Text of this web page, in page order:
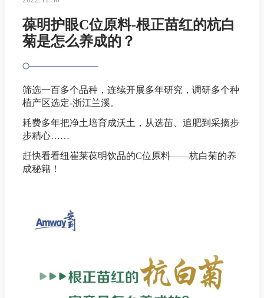
葆明护眼C位原料-根正苗红的杭白
菊是怎么养成的？
筛选一百多个品种，连续开展多年研究，调研多个种
植产区选定-浙江兰溪。
耗费多年把净土培育成沃土，从选苗、追肥到采摘步
步精心……
赶快看看纽崔莱葆明饮品的C位原料——杭白菊的养
成秘籍！